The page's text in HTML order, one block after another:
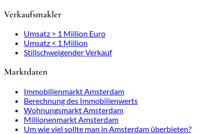
Verkaufsmakler
Umsatz > 1 Million Euro
Umsatz < 1 Million
Stillschweigender Verkauf
Marktdaten
Immobilienmarkt Amsterdam
Berechnung des Immobilienwerts
Wohnungsmarkt Amsterdam
Millionenmarkt Amsterdam
Um wie viel sollte man in Amsterdam überbieten?